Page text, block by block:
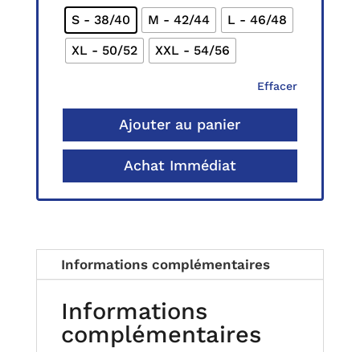
S - 38/40 M - 42/44
L - 46/48
XL - 50/52
XXL - 54/56
Effacer
Ajouter au panier
Achat Immédiat
Informations complémentaires
Informations
complémentaires